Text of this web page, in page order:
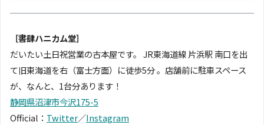
［書肆ハニカム堂］
だいたい土日祝営業の古本屋です。 JR東海道線 片浜駅 南口を出
て旧東海道を右（富士方面）に徒歩5分 。店舗前に駐車スペース
が、なんと、1台分あります！
静岡県沼津市今沢175-5
Official： Twitter／Instagram